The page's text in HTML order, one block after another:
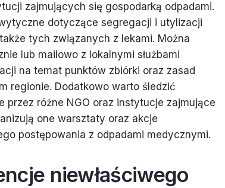
zajmujących się gospodarką odpadami.
dotyczące segregacji i utylizacji
tych związanych z lekami. Można
lub mailowo z lokalnymi służbami
na temat punktów zbiórki oraz zasad
regionie. Dodatkowo warto śledzić
przez różne NGO oraz instytucje zajmujące
one warsztaty oraz akcje
postępowania z odpadami medycznymi.
niewłaściwego